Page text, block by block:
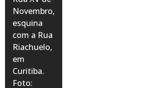
Novembro,
esquina
com a Rua
Riachuelo,
em
Curitiba.
Foto: